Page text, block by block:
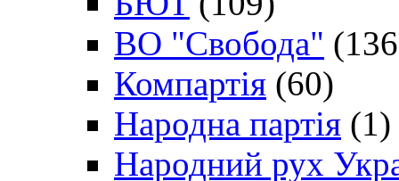
ВО "Свобода"
Компартія (60)
Народна партія (1)
Народний рух